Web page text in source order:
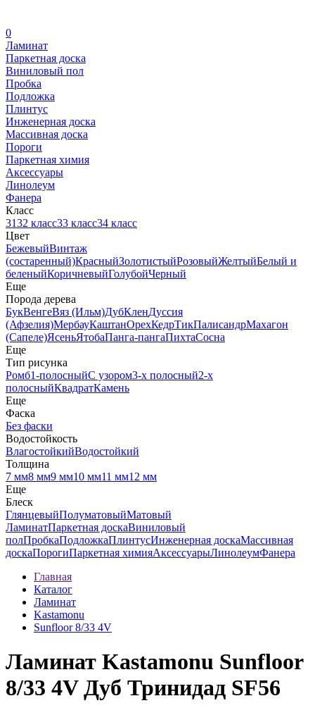
0
Ламинат
Паркетная доска
Виниловый пол
Пробка
Подложка
Плинтус
Инженерная доска
Массивная доска
Пороги
Паркетная химия
Аксессуары
Линолеум
Фанера
Класс
3132 класс33 класс34 класс
Цвет
БежевыйВинтаж
(состаренный)КрасныйЗолотистыйРозовыйЖелтыйБелый и
беленыйКоричневыйГолубойЧерный
Еще
Порода дерева
БукВенгеВяз (Ильм)ДубКленДуссия
(Афзелия)МербауКаштанОрехКедрТикПалисандрМахагон
(Сапеле)ЯсеньЯтобаПанга-пангаПихтаСосна
Еще
Тип рисунка
Ромб1-полосныйС узором3-х полосный2-х
полосныйКвадратКамень
Еще
Фаска
Без фаски
Водостойкость
ВлагостойкийВодостойкий
Толщина
7 мм8 мм9 мм10 мм11 мм12 мм
Еще
Блеск
ГлянцевыйПолуматовыйМатовый
ЛаминатПаркетная доскаВиниловый
полПробкаПодложкаПлинтусИнженерная доскаМассивная
доскаПорогиПаркетная химияАксессуарыЛинолеумФанера
Главная
Каталог
Ламинат
Kastamonu
Sunfloor 8/33 4V
Ламинат Kastamonu Sunfloor
8/33 4V Дуб Тринидад SF56